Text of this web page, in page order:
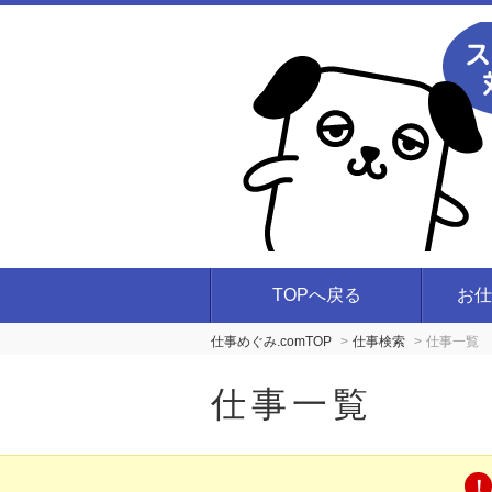
TOPへ戻る お
仕事めぐみ.comTOP 仕事検索 仕事一覧
仕事一覧